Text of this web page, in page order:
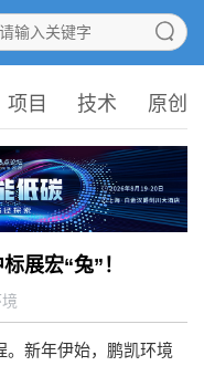
项目 技术 原创
展宏“兔”！
新年伊始，鹏凯环境